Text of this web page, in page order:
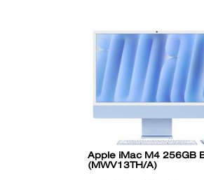
Apple iMac M4 256GB
(MWV13TH/A)